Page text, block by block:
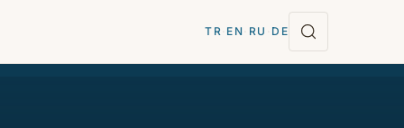
TR EN RU DE